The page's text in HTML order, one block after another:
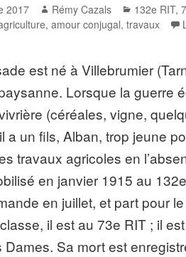
2017 Author
Rémy Cazals Categories
132e RIT,
,amour conjugal,travaux
est né à Villebrumier
Lorsque la guerre
(céréales, vigne,
a un fils, Alban, trop jeune
travaux agricoles en
en janvier 1915 au
en juillet, et part pour
il est au 73e RIT ; il
Dames. Sa mort est